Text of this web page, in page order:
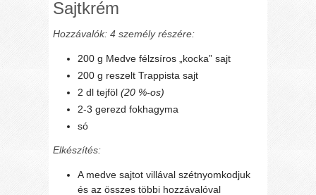
Sajtkrém
Hozzávalók: 4 személy részére:
200 g Medve félzsíros „kocka” sajt
200 g reszelt Trappista sajt
2 dl tejföl(20 %-os)
2-3 gerezd fokhagyma
só
Elkészítés:
A medve sajtot villával szétnyomkodjuk
és az összes többi hozzávalóval